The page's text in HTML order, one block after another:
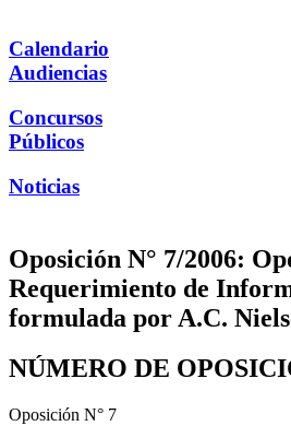
Calendario
Audiencias
Concursos
Públicos
Noticias
Oposición N° 7/2006:
Requerimiento de
formulada por A.C.
NÚMERO DE
Oposición N° 7